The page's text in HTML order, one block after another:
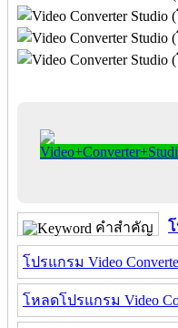
คำสำคัญ
โปรแกรม Video
โหลดโปรแกรม Video